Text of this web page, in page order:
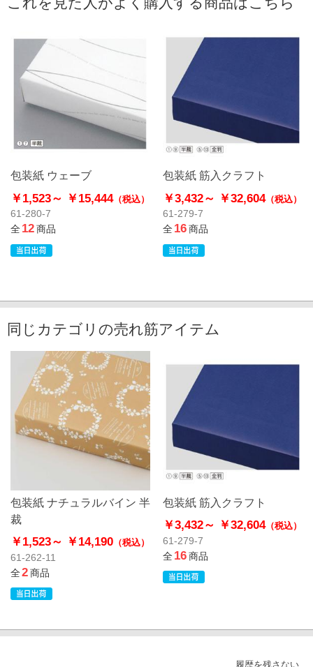
包装紙 ウェーブ
￥1,523～ ￥15,444（税込）
61-280-7
全12商品
包装紙 筋入クラフト
￥3,432～ ￥32,604（税込）
61-279-7
全16商品
同じカテゴリの売れ筋アイテム
包装紙 ナチュラルバイン 半
裁
￥1,523～ ￥14,190 （税込）
61-262-11
全2商品
包装紙 筋入クラフト
￥3,432～ ￥32,604（税込）
61-279-7
全16商品
履歴を残さない